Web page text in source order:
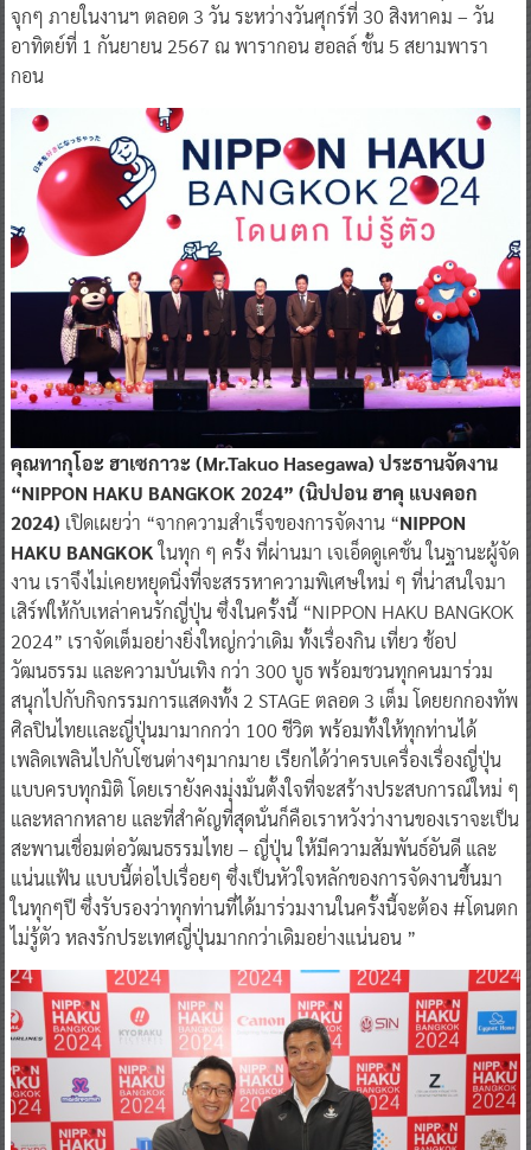
จุกๆ ภายในงานฯ ตลอด 3 วัน ระหว่างวันศุกร์ที่ 30 สิงหาคม – วัน
อาทิตย์ที่ 1 กันยายน 2567 ณ พารากอน ฮอลล์ ชั้น 5 สยามพารา
กอน
คุณทากุโอะ ฮาเซกาวะ (Mr.Takuo Hasegawa) ประธานจัดงาน
“NIPPON HAKU BANGKOK 2024” (นิปปอน ฮาคุ แบงคอก
2024) เปิดเผยว่า “จากความสำเร็จของการจัดงาน “NIPPON
HAKU BANGKOKในทุก ๆ ครั้ง ที่ผ่านมา เจเอ็ดดูเคชั่น ในฐานะผู้จัด
งาน เราจึงไม่เคยหยุดนิ่งที่จะสรรหาความพิเศษใหม่ ๆ ที่น่าสนใจมา
เสิร์ฟให้กับเหล่าคนรักญี่ปุ่น ซึ่งในครั้งนี้ “NIPPON HAKU BANGKOK
2024” เราจัดเต็มอย่างยิ่งใหญ่กว่าเดิม ทั้งเรื่องกิน เที่ยว ช้อป
วัฒนธรรม และความบันเทิง กว่า 300 บูธ พร้อมชวนทุกคนมาร่วม
สนุกไปกับกิจกรรมการแสดงทั้ง 2 STAGE ตลอด 3 เต็ม โดยยกกองทัพ
ศิลปินไทยเเละญี่ปุ่นมามากกว่า 100 ชีวิต พร้อมทั้งให้ทุกท่านได้
เพลิดเพลินไปกับโซนต่างๆมากมาย เรียกได้ว่าครบเครื่องเรื่องญี่ปุ่น
แบบครบทุกมิติ โดยเรายังคงมุ่งมั่นตั้งใจที่จะสร้างประสบการณ์ใหม่ ๆ
และหลากหลาย และที่สำคัญที่สุดนั่นก็คือเราหวังว่างานของเราจะเป็น
สะพานเชื่อมต่อวัฒนธรรมไทย – ญี่ปุ่น ให้มีความสัมพันธ์อันดี และ
แน่นแฟ้น แบบนี้ต่อไปเรื่อยๆ ซึ่งเป็นหัวใจหลักของการจัดงานขึ้นมา
ในทุกๆปี ซึ่งรับรองว่าทุกท่านที่ได้มาร่วมงานในครั้งนี้จะต้อง #โดนตก
ไม่รู้ตัว หลงรักประเทศญี่ปุ่นมากกว่าเดิมอย่างแน่นอน ”